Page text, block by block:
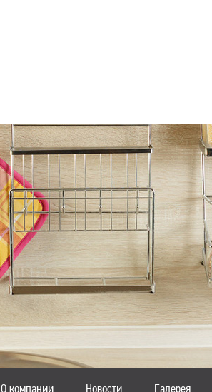
О компании Новости Галерея